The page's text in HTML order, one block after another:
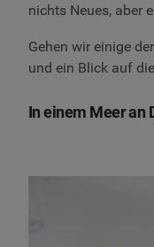
nichts Neues, aber
Gehen wir einige
und ein Blick auf
In einem Meer an